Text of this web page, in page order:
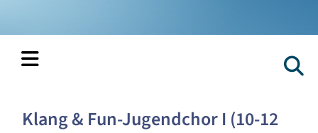
Klang & Fun-Jugendchor I (10-12